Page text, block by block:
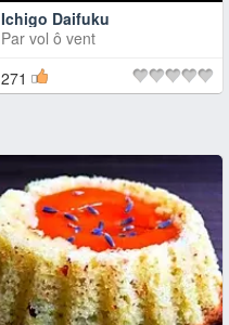
Ichigo Daifuku
Par vol ô vent
271